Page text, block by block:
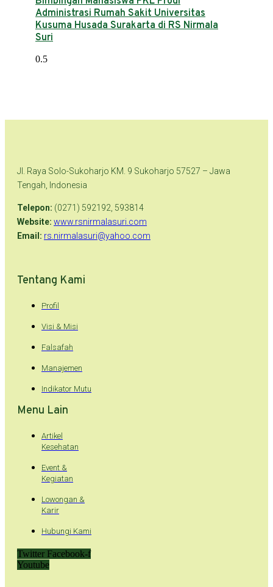
Administrasi Rumah Sakit Universitas
Kusuma Husada Surakarta di RS Nirmala
Suri
Jl. Raya Solo-Sukoharjo KM. 9 Sukoharjo 57527 – Jawa
Tengah, Indonesia
Telepon: (0271) 592192, 593814
Website: www.rsnirmalasuri.com
Email: rs.nirmalasuri@yahoo.com
Tentang Kami
Profil
Visi & Misi
Falsafah
Manajemen
Indikator Mutu
Menu Lain
Artikel
Kesehatan
Event &
Kegiatan
Lowongan &
Karir
Hubungi Kami
Twitter Facebook-f
Youtube